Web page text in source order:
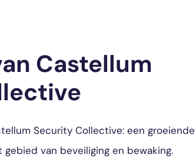
Castellum
Security Collective: een groeiende
van beveiliging en bewaking.